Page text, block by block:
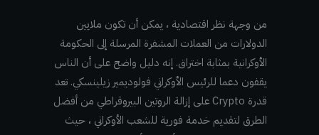
من وجهة نظر اقتصادية ، يمكن أن تكون ملايين
الدولارات من العملات المشفرة المرسلة إلى الحكومة
الأوكرانية بمثابة اختراق. إنه دليل واضح على أن الناس
يقفون دعما للرئيس الأوكراني فولوديمير زيلينسكي. تعد
قدرة Crypto على إزالة الروتين البيروقراطي من أفضل
الطرق لتقديم خدمة فورية للشعب الأوكراني ، حيث